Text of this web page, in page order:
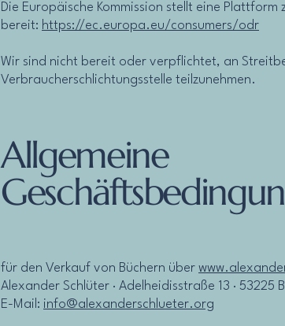
Die Europäische Kommission stellt eine
bereit: https://ec.europa.eu/consumers/odr
Wir sind nicht bereit oder verpflichtet, an
Verbraucherschlichtungsstelle teilzunehmen.
Allgemeine
für den Verkauf von Büchern über www.
Alexander Schlüter · Adelheidisstraße 13 · 53225
E-Mail: info@alexanderschlueter.org